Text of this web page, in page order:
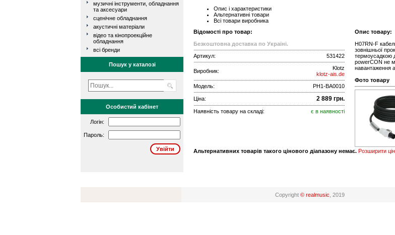
музичні інструменти, обладнання
та аксесуари
сценічне обладнання
акустичні матеріали
відео та кінопроекційне
обладнання
всі бренди
Пошук у каталозі
Особистий кабінет
Логін:
Пароль:
Опис і характеристики
Альтернативні товари
Всі товари виробника
Відомості про товар:
Безкоштовна доставка по Україні.
Артикул:
531422
Виробник:
Klotz
klotz-ais.de
Модель:
PH1-BA0010
Ціна: 2 889 грн.
Наявність товару на складі: є в наявності
Опис товару:
H07RN-F
зовнішньої
термоусадкою
powerCON не
навантаження
Фото товару
Альтернативних товарів такого цінового діапазону немає. Розширити
Copyright © realmusic , 2019